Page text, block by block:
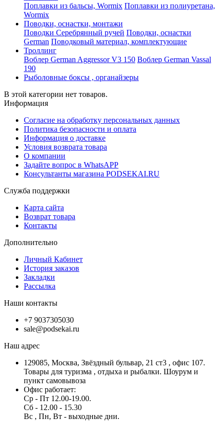
Поплавки из бальсы, Wormix Поплавки из полиуретана,
Wormix
Поводки, оснастки, монтажи
Поводки Серебрянный ручей Поводки, оснастки
German Поводковый материал, комплектующие
Троллинг
Воблер German Aggressor V3 150 Воблер German Vassal
190
Рыболовные боксы , органайзеры
В этой категории нет товаров.
Информация
Согласие на обработку персональных данных
Политика безопасности и оплата
Информация о доставке
Условия возврата товара
О компании
Задайте вопрос в WhatsAPP
Консультанты магазина PODSEKAI.RU
Служба поддержки
Карта сайта
Возврат товара
Контакты
Дополнительно
Личный Кабинет
История заказов
Закладки
Рассылка
Наши контакты
+7 9037305030
sale@podsekai.ru
Наш адрес
129085, Москва, Звёздный бульвар, 21 ст3 , офис 107.
Товары для туризма , отдыха и рыбалки. Шоурум и
пункт самовывоза
Офис работает:
Ср - Пт 12.00-19.00.
Сб - 12.00 - 15.30
Вс , Пн, Вт - выходные дни.